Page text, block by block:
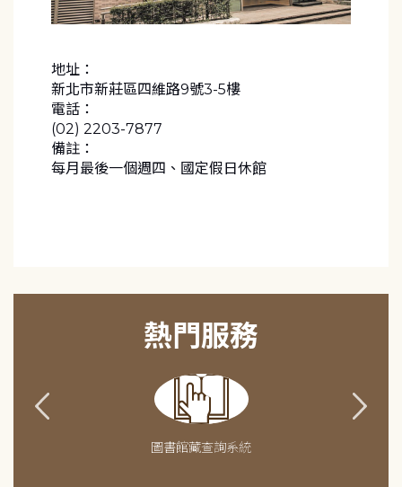
地址：
新北市新莊區四維路9號3-5樓
電話：
(02) 2203-7877
備註：
每月最後一個週四、國定假日休館
熱門服務
圖書館藏查詢系統